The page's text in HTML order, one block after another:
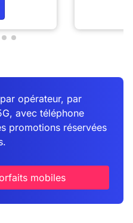
opérateur, par
avec téléphone
promotions réservées
mobiles